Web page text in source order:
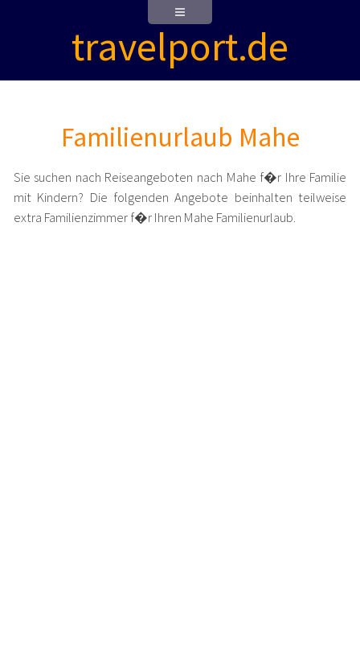
travelport.de
Familienurlaub Mahe
Sie suchen nach Reiseangeboten nach Mahe f�r Ihre Familie
mit Kindern? Die folgenden Angebote beinhalten teilweise
extra Familienzimmer f�r Ihren Mahe Familienurlaub.